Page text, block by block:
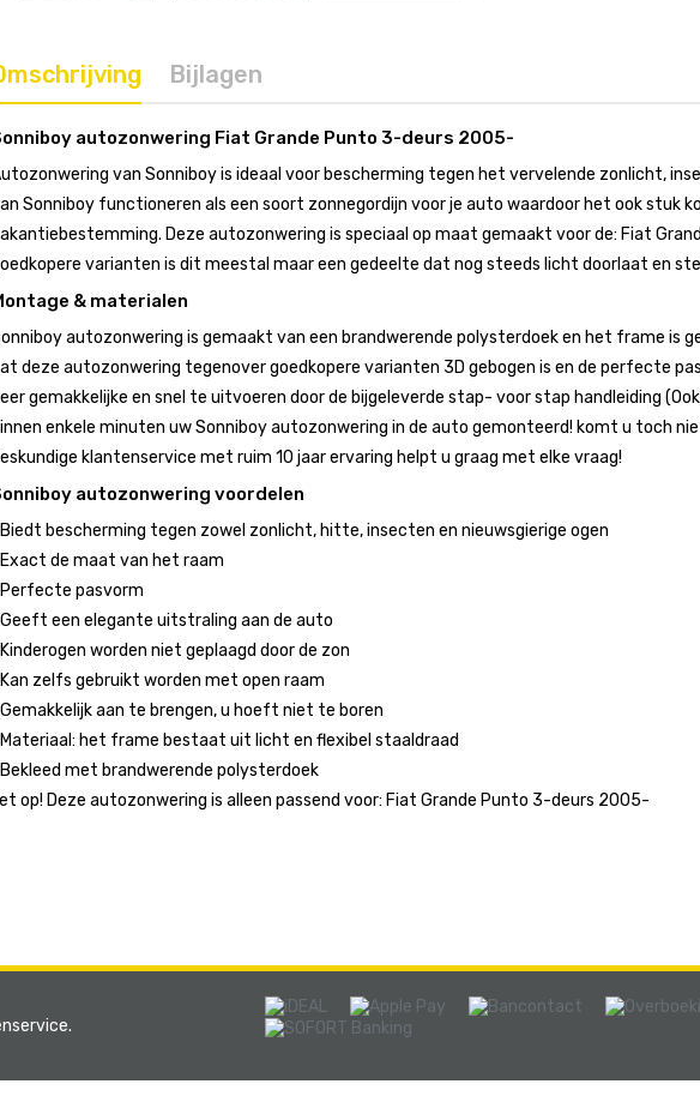
Bijlagen
autozonwering Fiat Grande Punto 3-deurs 2005-
van Sonniboy is ideaal voor bescherming tegen het vervelende zonlicht,
Sonniboy functioneren als een soort zonnegordijn voor je auto waardoor het ook stuk
Deze autozonwering is speciaal op maat gemaakt voor de: Fiat
varianten is dit meestal maar een gedeelte dat nog steeds licht doorlaat en
& materialen
autozonwering is gemaakt van een brandwerende polysterdoek en het frame is
deze autozonwering tegenover goedkopere varianten 3D gebogen is en de perfecte
gemakkelijke en snel te uitvoeren door de bijgeleverde stap- voor stap handleiding
enkele minuten uw Sonniboy autozonwering in de auto gemonteerd! komt u toch
klantenservice met ruim 10 jaar ervaring helpt u graag met elke vraag!
autozonwering voordelen
Biedt bescherming tegen zowel zonlicht, hitte, insecten en nieuwsgierige ogen
Exact de maat van het raam
Perfecte pasvorm
Geeft een elegante uitstraling aan de auto
Kinderogen worden niet geplaagd door de zon
Kan zelfs gebruikt worden met open raam
Gemakkelijk aan te brengen, u hoeft niet te boren
Materiaal: het frame bestaat uit licht en flexibel staaldraad
Bekleed met brandwerende polysterdoek
op! Deze autozonwering is alleen passend voor: Fiat Grande Punto 3-deurs 2005-